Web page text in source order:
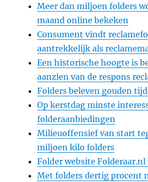
Meer dan miljoen folders
maand online bekeken
Consument vindt
aantrekkelijk als
Een historische hoogte is
aanzien van de respons
Folders beleven gouden
Op kerstdag minste
folderaanbiedingen
Milieuoffensief van start
miljoen kilo folders
Folder website Folderaar.nl
Met folders dertig procent